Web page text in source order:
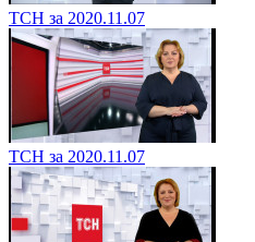
ТСН за 2020.11.07
ТСН за 2020.11.07